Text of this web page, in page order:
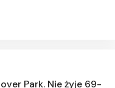
Park. Nie żyje 69-